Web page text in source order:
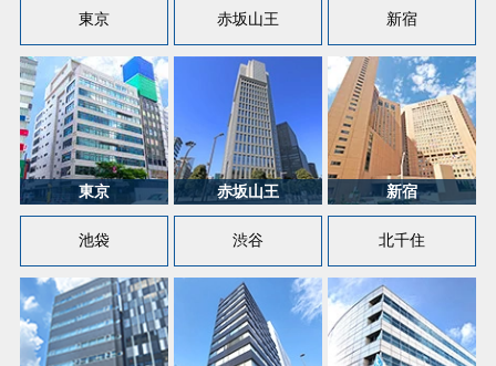
東京 赤坂山王 新宿
池袋 渋谷 北千住